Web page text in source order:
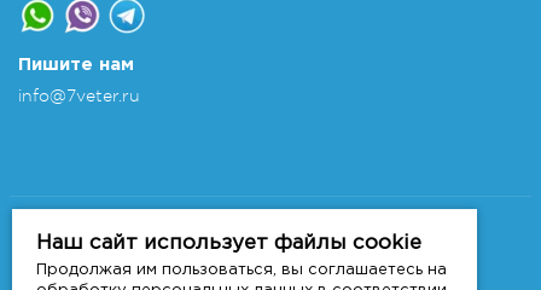
Пишите нам
info@7veter.ru
Интернет-магазин "На Семи Ветрах". Все права
Наш сайт использует файлы cookie
Продолжая им пользоваться, вы соглашаетесь на